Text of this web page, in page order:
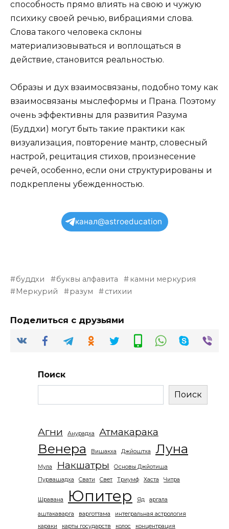
способность прямо влиять на свою и чужую
психику своей речью, вибрациями слова.
Слова такого человека склоны
материализовываться и воплощаться в
действие, становится реальностью.
Образы и дух взаимосвязаны, подобно тому как
взаимосвязаны мыслеформы и Прана. Поэтому
очень эффективны для развития Разума
(Буддхи) могут быть такие практики как
визуализация, повторение мантр, словесный
настрой, рецитация стихов, произнесение
речей, особенно, если они структурированы и
подкреплены убежденностью.
канал@astroeducation
буддхи буквы алфавита
камни меркурия
Меркурий
разум стихии
Поделиться с друзьями
Поиск
Поиск
Агни Анурадха Атмакарака
Венера Вишакха Джйоштха Луна
Мула Накшатры
Основы Джйотиша
Пурвашадха
Свати Свет Триумф Хаста Читра
Шравана Юпитер Яд аргала
аштакаварга варготтама
интегральная астрология
караки
карты государств колос концентрация